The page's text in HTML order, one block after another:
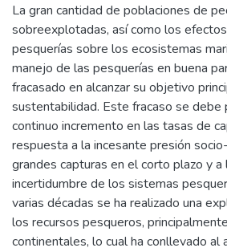
La gran cantidad de poblaciones de
sobreexplotadas, así como los
pesquerías sobre los ecosistemas
manejo de las pesquerías en buena
fracasado en alcanzar su objetivo
sustentabilidad. Este fracaso se debe
continuo incremento en las tasas de
respuesta a la incesante presión
grandes capturas en el corto plazo y a
incertidumbre de los sistemas
varias décadas se ha realizado una
los recursos pesqueros,
continentales, lo cual ha conllevado al